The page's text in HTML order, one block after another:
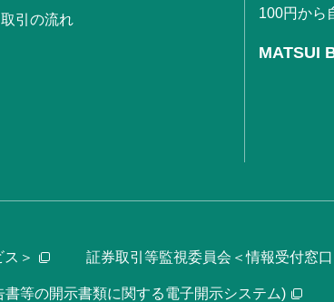
引の流れ 100円から
MATSUI
＞ 証券取引等監視委員会＜情報受付窓口
等の開示書類に関する電子開示システム)